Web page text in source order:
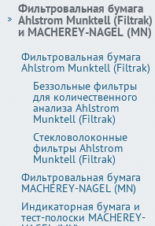
Фильтровальная бумага
Ahlstrom Munktell (Filtrak)
и MACHEREY-NAGEL (MN)
Фильтровальная бумага
Ahlstrom Munktell (Filtrak)
Беззольные фильтры
для количественного
анализа Ahlstrom
Munktell (Filtrak)
Стекловолоконные
фильтры Ahlstrom
Munktell (Filtrak)
Фильтровальная бумага
MACHEREY-NAGEL (MN)
Индикаторная бумага и
тест-полоски MACHEREY-